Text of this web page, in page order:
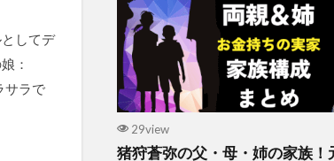
してデ
：
サラで
29view
猪狩蒼弥の父・母・姉の家族！